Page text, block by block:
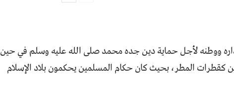
ووطنه لأجل حماية دين جده محمد صلى الله عليه وسلم في حين
كقطرات المطر، بحيث كان حكام المسلمين يحكمون بلاد الإسلام